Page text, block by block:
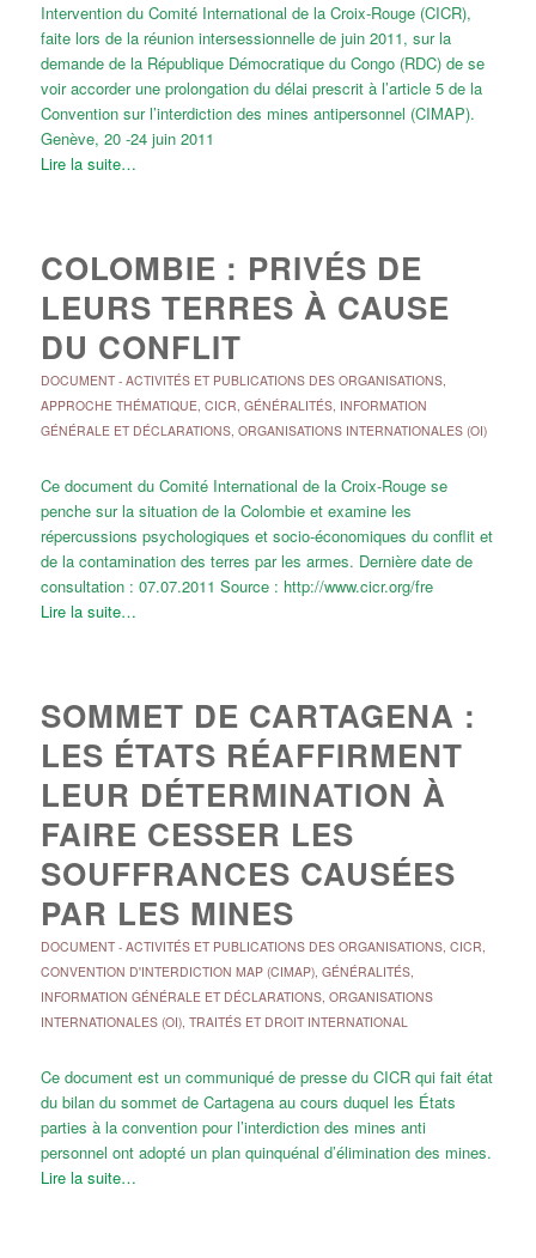
Intervention du Comité International de la Croix-Rouge (CICR),
faite lors de la réunion intersessionnelle de juin 2011, sur la
demande de la République Démocratique du Congo (RDC) de se
voir accorder une prolongation du délai prescrit à l’article 5 de la
Convention sur l’interdiction des mines antipersonnel (CIMAP).
Genève, 20 -24 juin 2011
Lire la suite…
COLOMBIE : PRIVÉS DE
LEURS TERRES À CAUSE
DU CONFLIT
DOCUMENT- ACTIVITÉS ET PUBLICATIONS DES ORGANISATIONS,
APPROCHE THÉMATIQUE, CICR, GÉNÉRALITÉS, INFORMATION
GÉNÉRALE ET DÉCLARATIONS, ORGANISATIONS INTERNATIONALES (OI)
Ce document du Comité International de la Croix-Rouge se
penche sur la situation de la Colombie et examine les
répercussions psychologiques et socio-économiques du conflit et
de la contamination des terres par les armes. Dernière date de
consultation : 07.07.2011 Source : http://www.cicr.org/fre
Lire la suite…
SOMMET DE CARTAGENA :
LES ÉTATS RÉAFFIRMENT
LEUR DÉTERMINATION À
FAIRE CESSER LES
SOUFFRANCES CAUSÉES
PAR LES MINES
DOCUMENT- ACTIVITÉS ET PUBLICATIONS DES ORGANISATIONS, CICR,
CONVENTION D'INTERDICTION MAP (CIMAP), GÉNÉRALITÉS,
INFORMATION GÉNÉRALE ET DÉCLARATIONS, ORGANISATIONS
INTERNATIONALES (OI), TRAITÉS ET DROIT INTERNATIONAL
Ce document est un communiqué de presse du CICR qui fait état
du bilan du sommet de Cartagena au cours duquel les États
parties à la convention pour l’interdiction des mines anti
personnel ont adopté un plan quinquénal d’élimination des mines.
Lire la suite…